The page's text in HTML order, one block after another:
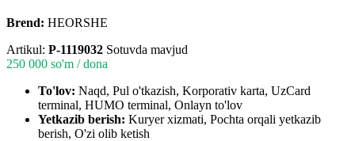
Brend: HEORSHE
Artikul: P-1119032 Sotuvda mavjud
250 000 so'm / dona
To'lov: Naqd, Pul o'tkazish, Korporativ karta, UzCard
terminal, HUMO terminal, Onlayn to'lov
Yetkazib berish: Kuryer xizmati, Pochta orqali yetkazib
berish, O'zi olib ketish